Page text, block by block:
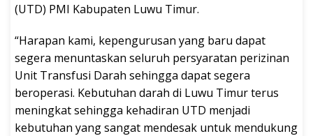
(UTD) PMI Kabupaten Luwu Timur.
“Harapan kami, kepengurusan yang baru dapat
segera menuntaskan seluruh persyaratan perizinan
Unit Transfusi Darah sehingga dapat segera
beroperasi. Kebutuhan darah di Luwu Timur terus
meningkat sehingga kehadiran UTD menjadi
kebutuhan yang sangat mendesak untuk mendukung